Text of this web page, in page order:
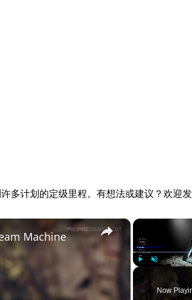
多计划的定级里程。有想法或建议？欢迎
Now
×
Machine